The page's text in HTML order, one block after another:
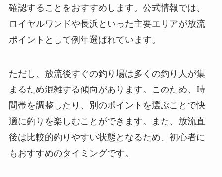
確認することをおすすめします。公式情報では、
ロイヤルワンドや長浜といった主要エリアが放流
ポイントとして例年選ばれています。
ただし、放流後すぐの釣り場は多くの釣り人が集
まるため混雑する傾向があります。このため、時
間帯を調整したり、別のポイントを選ぶことで快
適に釣りを楽しむことができます。また、放流直
後は比較的釣りやすい状態となるため、初心者に
もおすすめのタイミングです。